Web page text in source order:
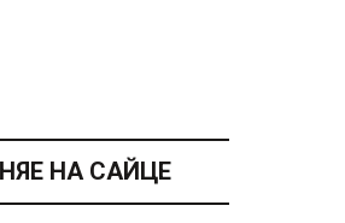
НА САЙЦЕ